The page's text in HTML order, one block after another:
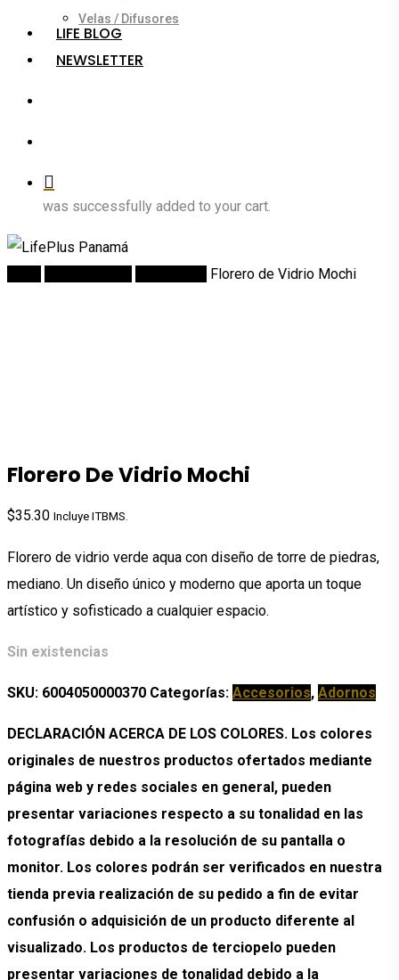
Velas / Difusores
LIFE BLOG
NEWSLETTER
was successfully added to your cart.
Florero de Vidrio Mochi
Florero De Vidrio Mochi
$35.30 Incluye ITBMS.
Florero de vidrio verde aqua con diseño de torre de piedras,
mediano. Un diseño único y moderno que aporta un toque
artístico y sofisticado a cualquier espacio.
Sin existencias
SKU: 6004050000370 Categorías: Accesorios, Adornos
DECLARACIÓN ACERCA DE LOS COLORES. Los colores
originales de nuestros productos ofertados mediante
página web y redes sociales en general, pueden
presentar variaciones respecto a su tonalidad en las
fotografías debido a la resolución de su pantalla o
monitor. Los colores podrán ser verificados en nuestra
tienda previa realización de su pedido a fin de evitar
confusión o adquisición de un producto diferente al
visualizado. Los productos de terciopelo pueden
presentar variaciones de tonalidad debido a la